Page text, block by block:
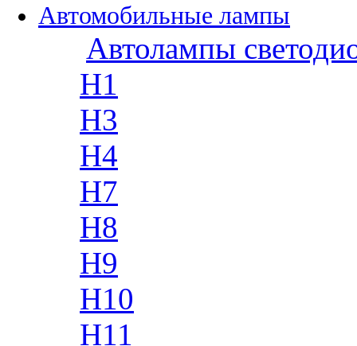
Автомобильные лампы
Автолампы
H1
H3
H4
H7
H8
H9
H10
H11